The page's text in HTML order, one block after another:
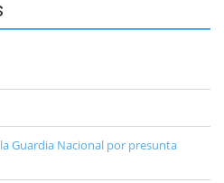
Guardia Nacional por presunta